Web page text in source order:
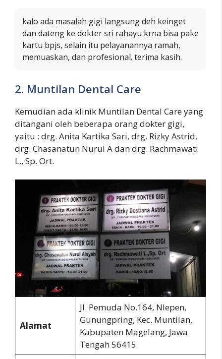
kalo ada masalah gigi langsung deh keinget
dan dateng ke dokter sri rahayu krna bisa pake
kartu bpjs, selain itu pelayanannya ramah,
memuaskan, dan profesional. terima kasih.
2. Muntilan Dental Care
Kemudian ada klinik Muntilan Dental Care yang
ditangani oleh beberapa orang dokter gigi,
yaitu : drg. Anita Kartika Sari, drg. Rizky Astrid,
drg. Chasanatun Nurul A dan drg. Rachmawati
L., Sp. Ort.
Alamat
Jl. Pemuda No.164, Nlepen,
Gunungpring, Kec. Muntilan,
Kabupaten Magelang, Jawa
Tengah 56415